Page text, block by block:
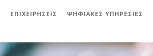
ΕΠΙΧΕΙΡΉΣΕΙΣ ΨΗΦΙΑΚΈΣ ΥΠΗΡΕΣΊΕΣ